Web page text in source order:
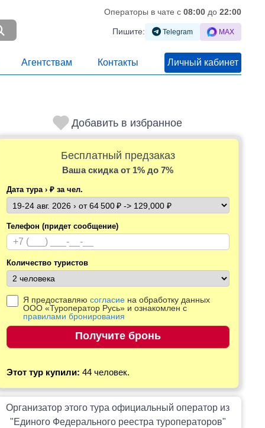
Операторы в чате c 08:00до 22:00
Пишите: Telegram MAX
Агентствам Контакты Личный кабинет
Добавить в избранное
Бесплатный предзаказ
Ваша скидкаот 1% до 7%
Дата тура › ₽ за чел.
Телефон (придет сообщение)
Количество туристов
Я предоставляю согласиена обработку данных
ООО «Туроператор Русь» и ознакомлен с
правилами бронирования
Этот тур купили: 44 человек.
Организатор этого тура официальный оператор из
"Единого Федерального реестра туроператоров"